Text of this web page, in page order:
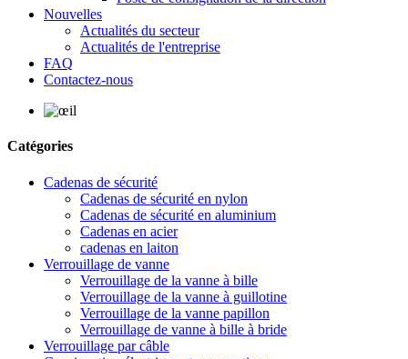
Nouvelles
Actualités du secteur
Actualités de l'entreprise
FAQ
Contactez-nous
Catégories
Cadenas de sécurité
Cadenas de sécurité en nylon
Cadenas de sécurité en aluminium
Cadenas en acier
cadenas en laiton
Verrouillage de vanne
Verrouillage de la vanne à bille
Verrouillage de la vanne à guillotine
Verrouillage de la vanne papillon
Verrouillage de vanne à bille à bride
Verrouillage par câble